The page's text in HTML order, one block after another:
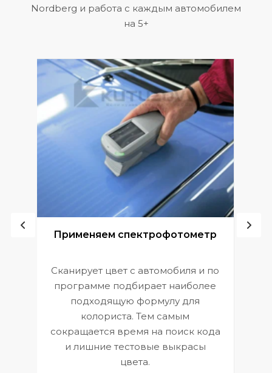
Nordberg и работа с каждым автомобилем
на 5+
Применяем спектрофотометр
Сканирует цвет с автомобиля и по
программе подбирает наиболее
подходящую формулу для
колориста. Тем самым
сокращается время на поиск кода
и лишние тестовые выкрасы
цвета.